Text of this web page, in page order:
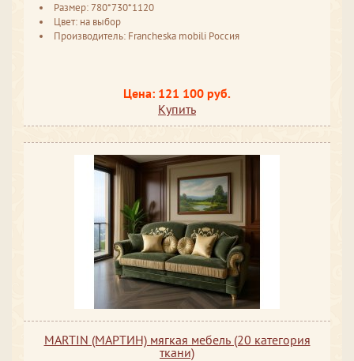
Размер: 780*730*1120
Цвет: на выбор
Производитель: Francheska mobili Россия
Цена: 121 100 руб.
Купить
MARTIN (МАРТИН) мягкая мебель (20 категория
ткани)